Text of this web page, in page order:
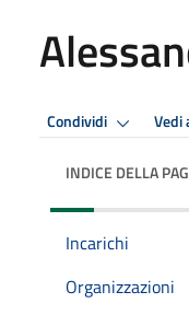
Condividi Vedi
INDICE DELLA
Incarichi
Organizzazioni